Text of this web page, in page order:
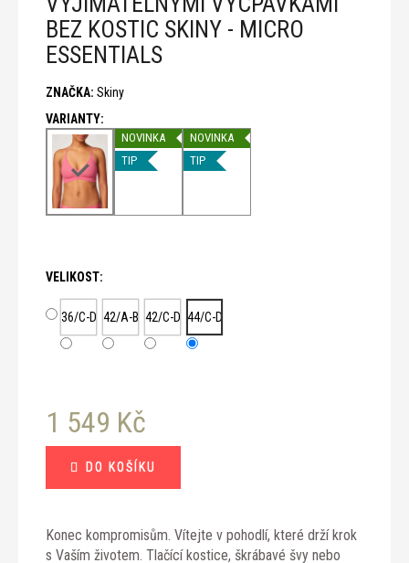
BEZ KOSTIC SKINY - MICRO
ESSENTIALS
VELIKOST:
36/C-D 42/A-B 42/C-D 44/C-D
1 549 Kč
cena:
DO KOŠÍKU
NOVINKA
TIP
NOVINKA
TIP
ZNAČKA: Skiny
Konec kompromisům. Vítejte v pohodlí, které drží krok
s Vaším životem. Tlačící kostice, škrábavé švy nebo